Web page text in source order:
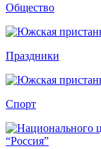
Общество
Праздники
Спорт
“Россия”